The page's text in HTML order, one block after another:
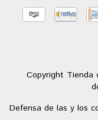
Copyright Tienda
Defensa de las y los